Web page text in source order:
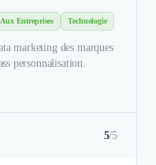
Entreprises Technologie
marketing des marques
personnalisation.
5/5